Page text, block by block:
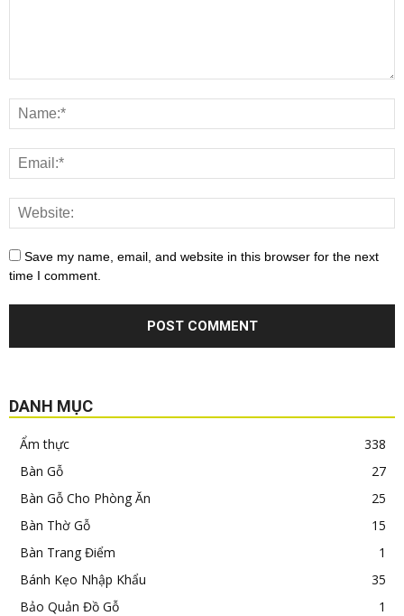
Save my name, email, and website in this browser for the next
time I comment.
DANH MỤC
Ẩm thực
338
Bàn Gỗ
27
Bàn Gỗ Cho Phòng Ăn
25
Bàn Thờ Gỗ
15
Bàn Trang Điểm
1
Bánh Kẹo Nhập Khẩu
35
Bảo Quản Đồ Gỗ
1